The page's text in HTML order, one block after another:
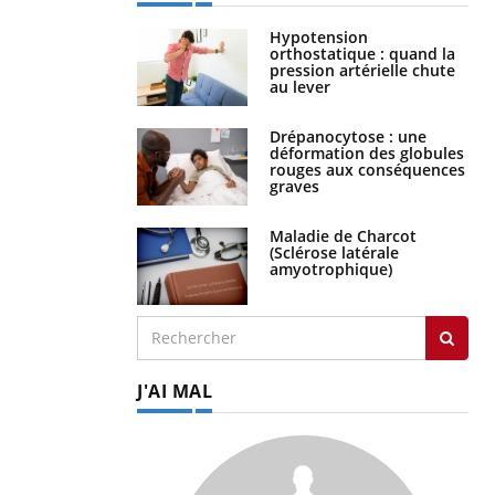
Hypotension
orthostatique : quand la
pression artérielle chute
au lever
Drépanocytose : une
déformation des globules
rouges aux conséquences
graves
Maladie de Charcot
(Sclérose latérale
amyotrophique)
J'AI MAL